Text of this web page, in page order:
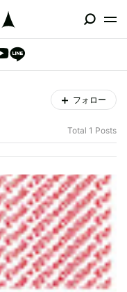
フォロー
Total 1 Posts